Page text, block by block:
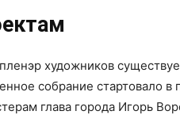
художников
собрание стартовало в
глава города Игорь